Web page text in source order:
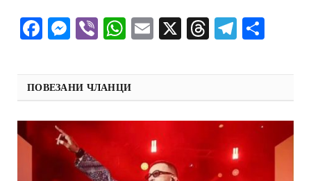
Facebook
Messenger
ViberWhatsApp
Email
X Threads
ПОВЕЗАНИ ЧЛАНЦИ